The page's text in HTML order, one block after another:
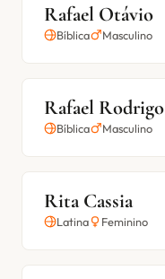
Rafael Otávio
Bíblica Masculino
Rafael Rodrigo
Bíblica Masculino
Rita Cassia
Latina Feminino